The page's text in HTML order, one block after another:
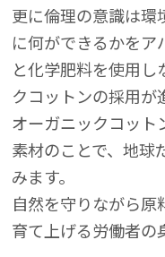
更に倫理の意識は環
に何ができるかを
と化学肥料を使用
クコットンの採用が
オーガニックコット
素材のことで、地球
みます。
自然を守りながら
育て上げる労働者の